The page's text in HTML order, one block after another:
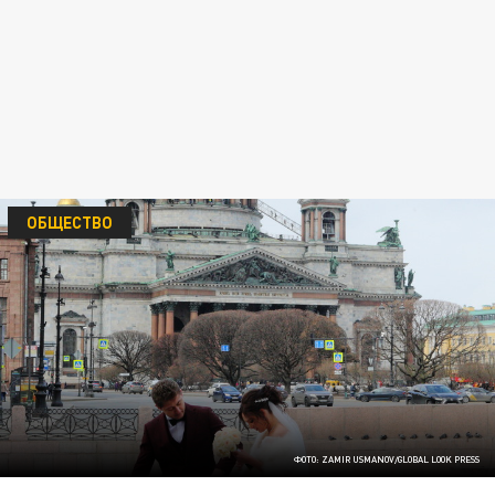
ФОТО: ZAMIR USMANOV/GLOBAL LOOK PRESS
ОБЩЕСТВО